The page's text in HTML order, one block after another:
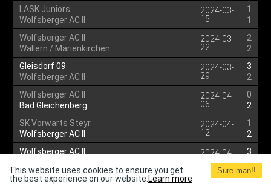
LASK Juniors
Wolfsberger AC II
2024-03-
15
1
1
Wolfsberger AC II
Wallern / Marienkirchen
2024-03-
22
2
2
Gleisdorf 09
Wolfsberger AC II
2024-03-
29
3
2
Wolfsberger AC II
Bad Gleichenberg
2024-04-
06
0
2
SK Vorwarts Steyr
Wolfsberger AC II
2024-04-
12
1
2
Wolfsberger AC II
2024-04-
3
2
Ried II
2024-04-
2
This website uses cookies to ensure you get
the best experience on our website. Learn more
Sure man!!